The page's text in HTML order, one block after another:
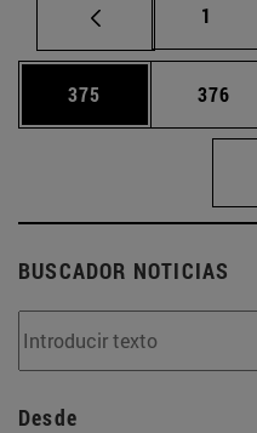
Página
1
Página
375 Página
376
BUSCADOR NOTICIAS
Desde